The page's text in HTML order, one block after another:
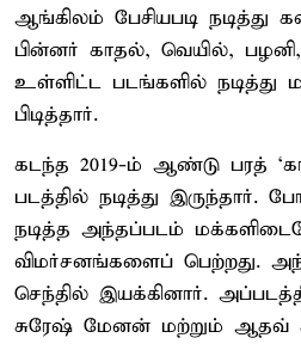
ஆங்கிலம் பேசியபடி நடித்து
பின்னர் காதல், வெயில்,
உள்ளிட்ட படங்களில் நடித்து
பிடித்தார்.
கடந்த 2019-ம் ஆண்டு பரத்
படத்தில் நடித்து இருந்தார்.
நடித்த அந்தப்படம்
விமர்சனங்களைப் பெற்றது.
செந்தில் இயக்கினார்.
சுரேஷ் மேனன் மற்றும்